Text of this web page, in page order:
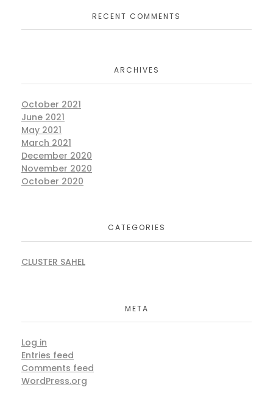
RECENT COMMENTS
ARCHIVES
October 2021
June 2021
May 2021
March 2021
December 2020
November 2020
October 2020
CATEGORIES
CLUSTER SAHEL
META
Log in
Entries feed
Comments feed
WordPress.org